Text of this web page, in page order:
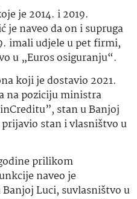
je 2014. i 2019.
je naveo da on i supruga
imali udjele u pet firmi,
u „Euros osiguranju“.
koji je dostavio 2021.
na poziciju ministra
stan u Banjoj
stan i vlasništvo u
prilikom
naveo je
Luci, suvlasništvo u